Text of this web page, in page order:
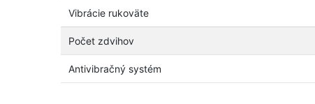
Vibrácie rukoväte
Počet zdvihov
Antivibračný systém